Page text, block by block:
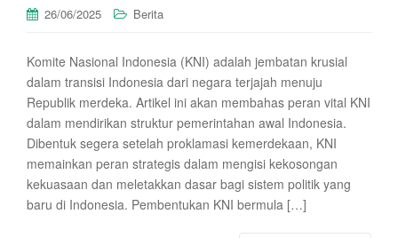
26/06/2025 Berita
Komite Nasional Indonesia (KNI) adalah jembatan krusial
dalam transisi Indonesia dari negara terjajah menuju
Republik merdeka. Artikel ini akan membahas peran vital KNI
dalam mendirikan struktur pemerintahan awal Indonesia.
Dibentuk segera setelah proklamasi kemerdekaan, KNI
memainkan peran strategis dalam mengisi kekosongan
kekuasaan dan meletakkan dasar bagi sistem politik yang
baru di Indonesia. Pembentukan KNI bermula […]